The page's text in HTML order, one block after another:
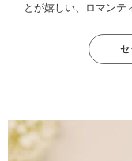
とが嬉しい、ロマンテ
セ